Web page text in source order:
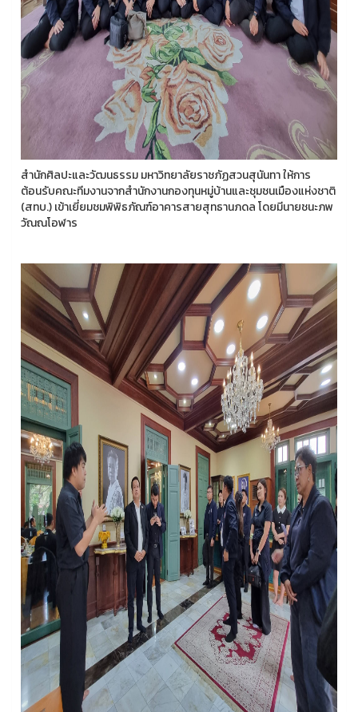
สำนักศิลปะและวัฒนธรรม มหาวิทยาลัยราชภัฏสวนสุนันทา ให้การ
ต้อนรับคณะทีมงานจากสำนักงานกองทุนหมู่บ้านและชุมชนเมืองแห่งชาติ
(สทบ.) เข้าเยี่ยมชมพิพิธภัณฑ์อาคารสายสุทธานภดล โดยมีนายชนะภพ
วัณณโอฬาร